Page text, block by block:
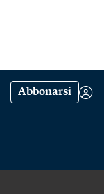
Abbonarsi